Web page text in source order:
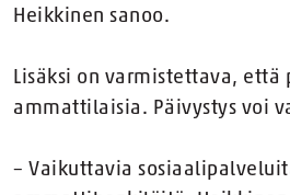
Heikkinen sanoo.
Lisäksi on varmistettava,
ammattilaisia. Päivystys voi
– Vaikuttavia